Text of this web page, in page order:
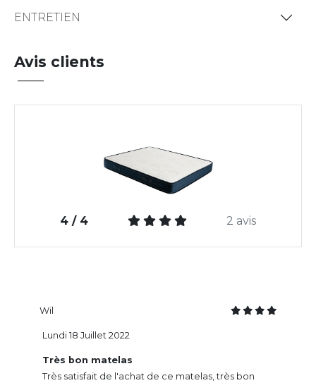
ENTRETIEN
Avis clients
4 / 4 2 avis
Wil
Très bon matelas
Très satisfait de l'achat de ce matelas, très bon
Lundi 18 Juillet 2022